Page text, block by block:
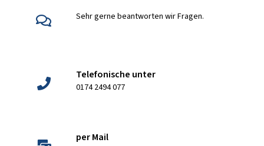
Sehr gerne beantworten wir Fragen.
Telefonische unter
0174 2494 077
per Mail